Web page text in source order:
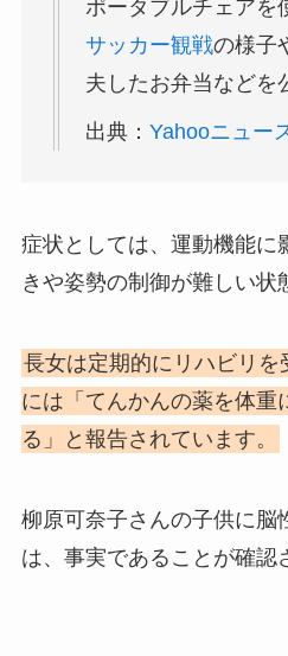
ポータブルチェアを
サッカー観戦の様子
夫したお弁当などを
出典： Yahooニュー
症状としては、運動機能に
きや姿勢の制御が難しい状
長女は定期的にリハビリを
には「てんかんの薬を体重
る」と報告されています。
柳原可奈子さんの子供に脳
は、事実であることが確認